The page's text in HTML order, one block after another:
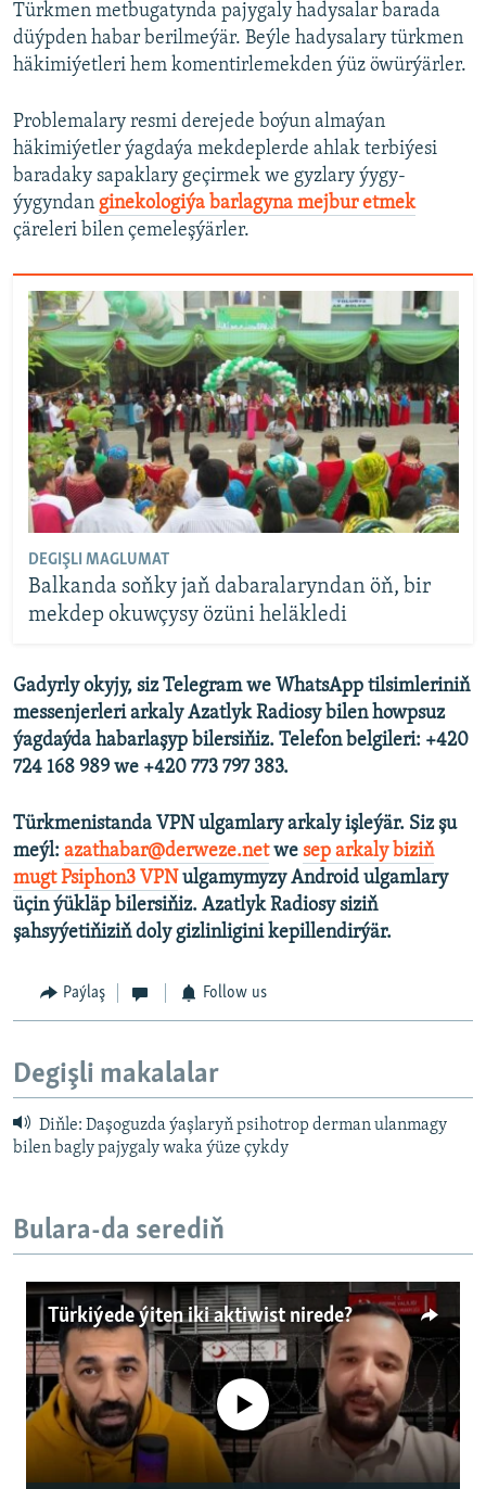
Türkmen metbugatynda pajygaly hadysalar barada
düýpden habar berilmeýär. Beýle hadysalary türkmen
häkimiýetleri hem komentirlemekden ýüz öwürýärler.
Problemalary resmi derejede boýun almaýan
häkimiýetler ýagdaýa mekdeplerde ahlak terbiýesi
baradaky sapaklary geçirmek we gyzlary ýygy-
ýygyndan ginekologiýa barlagyna mejbur etmek
çäreleri bilen çemeleşýärler.
DEGIŞLI MAGLUMAT
Balkanda soňky jaň dabaralaryndan öň, bir
mekdep okuwçysy özüni heläkledi
Gadyrly okyjy, siz Telegram we WhatsApp tilsimleriniň
messenjerleri arkaly Azatlyk Radiosy bilen howpsuz
ýagdaýda habarlaşyp bilersiňiz. Telefon belgileri: +420
724 168 989 we +420 773 797 383.
Türkmenistanda VPN ulgamlary arkaly işleýär. Siz şu
meýl: azathabar@derweze.netwe sep arkaly biziň
mugt Psiphon3 VPN ulgamymyzy Android ulgamlary
üçin ýükläp bilersiňiz. Azatlyk Radiosy siziň
şahsyýetiňiziň doly gizlinligini kepillendirýär.
Paýlaş Follow us
Degişli makalalar
Diňle: Daşoguzda ýaşlaryň psihotrop derman ulanmagy
bilen bagly pajygaly waka ýüze çykdy
Bulara-da serediň
Türkiýede ýiten iki aktiwist nirede?
No media source currently available